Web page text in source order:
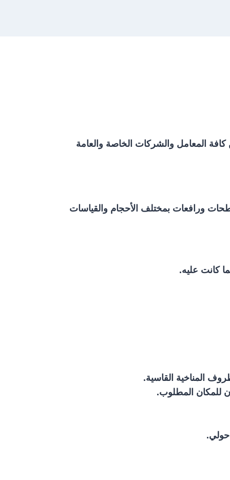
كانت عليه.
المناخية القاسية.
للمكان المطلوب.
حولي.